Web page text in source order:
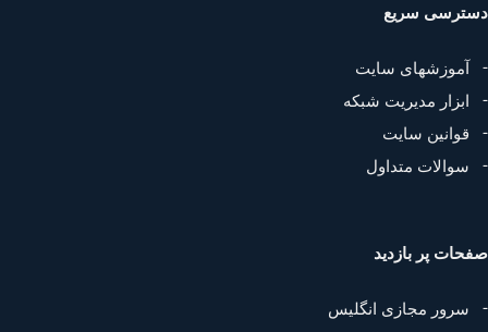
سریع
آموزشهای سایت
ابزار مدیریت شبکه
قوانین سایت
سوالات متداول
پر بازدید
سرور مجازی انگلیس